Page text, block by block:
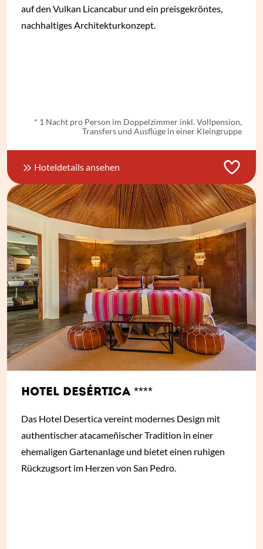
auf den Vulkan Licancabur und ein preisgekröntes,
nachhaltiges Architekturkonzept.
* 1 Nacht pro Person im Doppelzimmer inkl. Vollpension,
Transfers und Ausflüge in einer Kleingruppe
Hoteldetails ansehen
HOTEL DESÉRTICA ****
Das Hotel Desertica vereint modernes Design mit
authentischer atacameñischer Tradition in einer
ehemaligen Gartenanlage und bietet einen ruhigen
Rückzugsort im Herzen von San Pedro.